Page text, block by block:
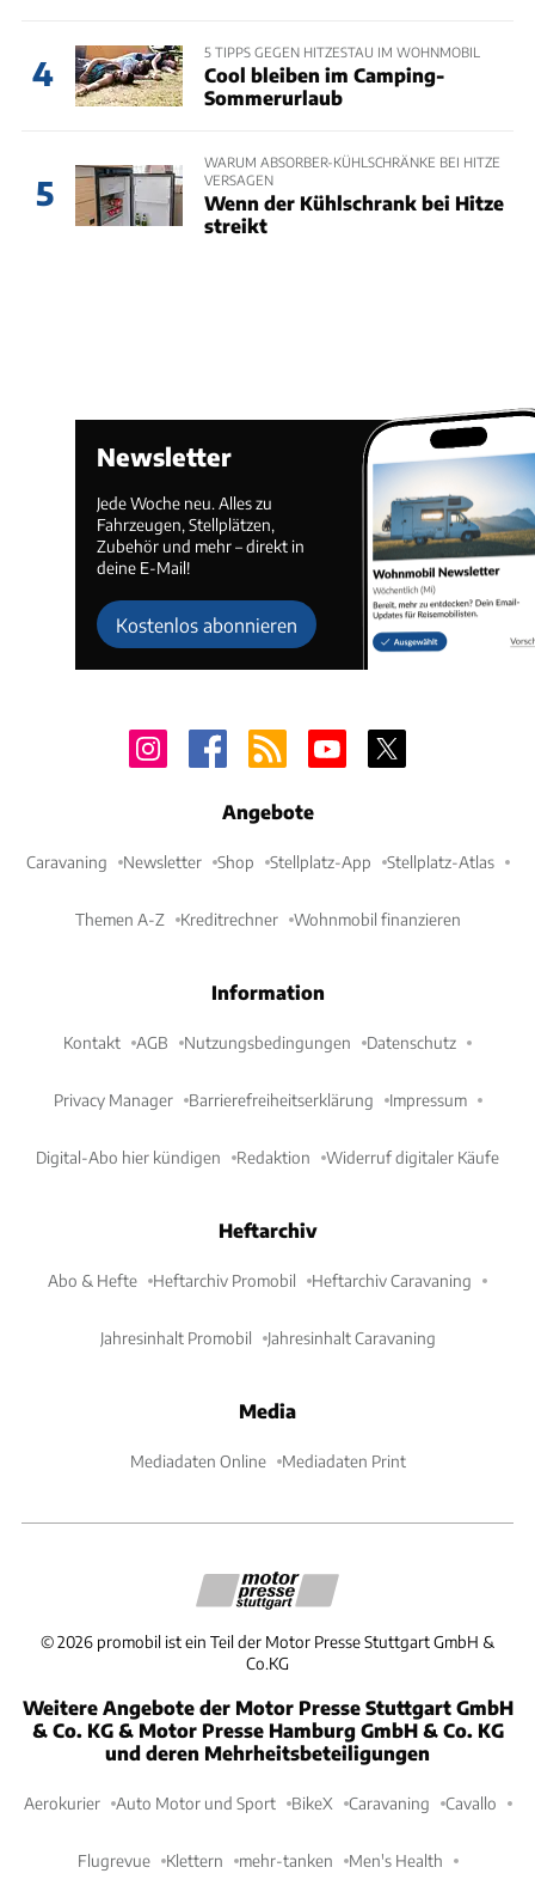
4
5 TIPPS GEGEN HITZESTAU IM WOHNMOBIL
Cool bleiben im Camping-
Sommerurlaub
5
WARUM ABSORBER-KÜHLSCHRÄNKE BEI HITZE
VERSAGEN
Wenn der Kühlschrank bei Hitze
streikt
Newsletter
Jede Woche neu. Alles zu
Fahrzeugen, Stellplätzen,
Zubehör und mehr – direkt in
deine E-Mail!
Kostenlos abonnieren
Angebote
Caravaning Newsletter Shop Stellplatz-App Stellplatz-Atlas
Themen A-Z Kreditrechner Wohnmobil finanzieren
Information
Kontakt AGB Nutzungsbedingungen Datenschutz
Privacy Manager Barrierefreiheitserklärung Impressum
Digital-Abo hier kündigen Redaktion Widerruf digitaler Käufe
Heftarchiv
Abo & Hefte Heftarchiv Promobil Heftarchiv Caravaning
Jahresinhalt Promobil Jahresinhalt Caravaning
Media
Mediadaten Online Mediadaten Print
©2026 promobil ist ein Teil der Motor Presse Stuttgart GmbH &
Co.KG
Weitere Angebote der Motor Presse Stuttgart GmbH
& Co. KG & Motor Presse Hamburg GmbH & Co. KG
und deren Mehrheitsbeteiligungen
Aerokurier Auto Motor und Sport BikeX Caravaning Cavallo
Flugrevue Klettern mehr-tanken Men's Health